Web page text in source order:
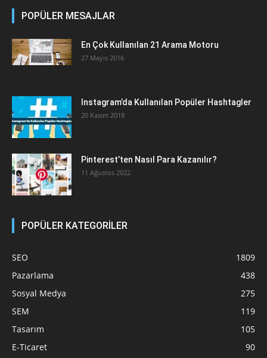
POPÜLER MESAJLAR
En Çok Kullanılan 21 Arama Motoru
27 Mayıs 2016
Instagram’da Kullanılan Popüler Hashtagler
20 Kasım 2018
Pinterest’ten Nasıl Para Kazanılır?
11 Ağustos 2022
POPÜLER KATEGORİLER
SEO
1809
Pazarlama
438
Sosyal Medya
275
SEM
119
Tasarım
105
E-Ticaret
90